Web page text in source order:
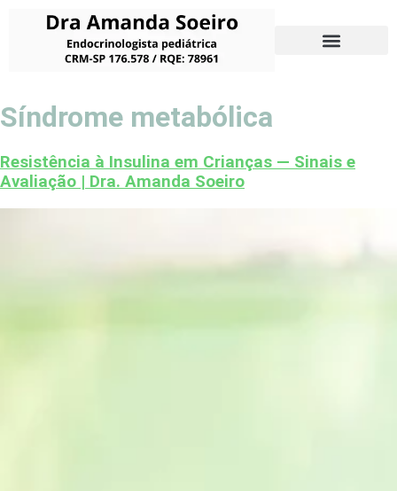
Síndrome metabólica
Resistência à Insulina em Crianças — Sinais e
Avaliação | Dra. Amanda Soeiro